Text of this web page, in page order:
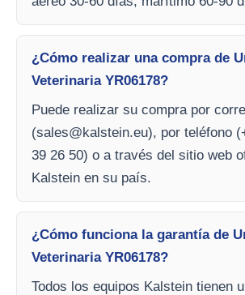
¿Cómo realizar una compra de
Veterinaria YR06178?
Puede realizar su compra por
(sales@kalstein.eu), por teléfono
39 26 50) o a través del sitio web
Kalstein en su país.
¿Cómo funciona la garantía de
Veterinaria YR06178?
Todos los equipos Kalstein tienen